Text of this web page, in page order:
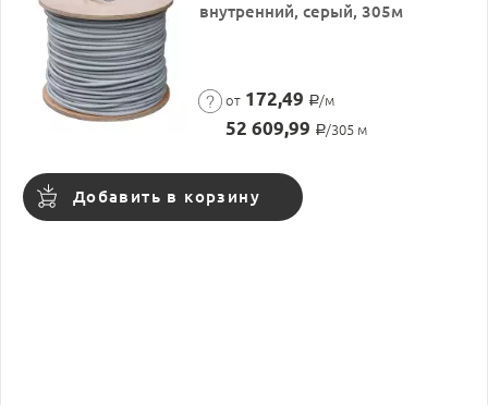
внутренний, серый, 305м
от 172,49 Р/м
52 609,99 Р/305 м
Добавить в корзину